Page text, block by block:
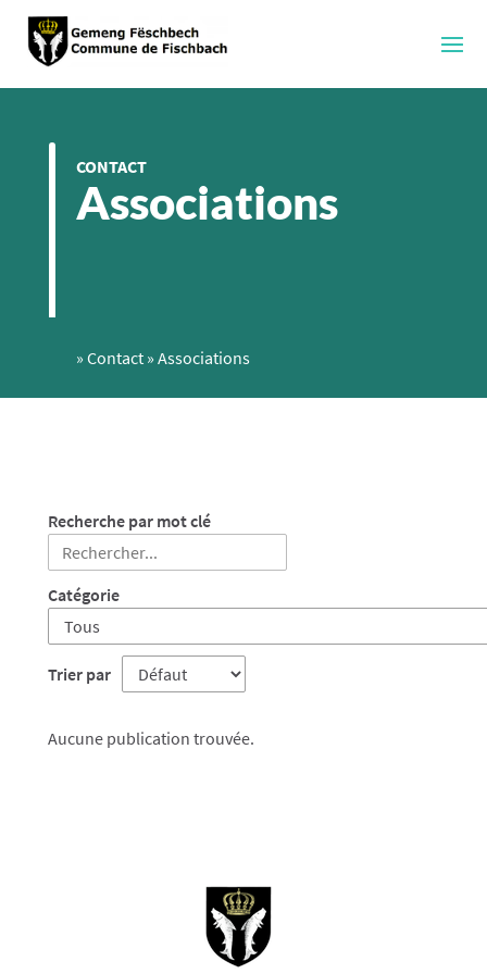
CONTACT
Associations
» Contact » Associations
Recherche par mot clé
Catégorie
Trier par
Aucune publication trouvée.